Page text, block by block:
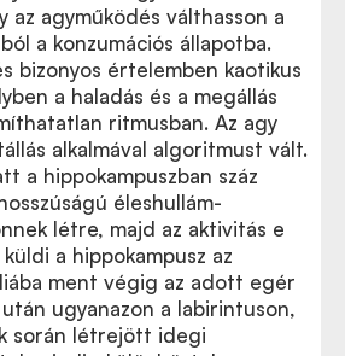
az agyműködés válthasson a
a konzumációs állapotba.
bizonyos értelemben kaotikus
a haladás és a megállás
ritmusban. Az agy
alkalmával algoritmust vált.
a hippokampuszban száz
éleshullám-
létre, majd az aktivitás e
a hippokampusz az
ment végig az adott egér
ugyanazon a labirintuson,
során létrejött idegi